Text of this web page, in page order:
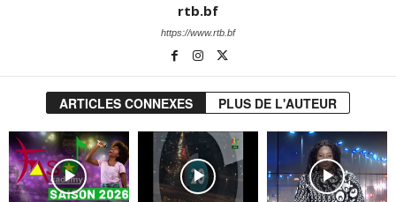
rtb.bf
https://www.rtb.bf
ARTICLES CONNEXES PLUS DE L'AUTEUR